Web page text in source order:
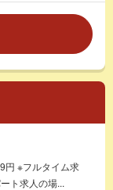
円 ※フルタイム求
ト求人の場...